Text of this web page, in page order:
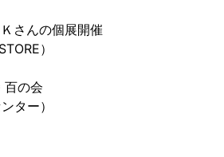
さんの個展開催
）
百の会
ター）